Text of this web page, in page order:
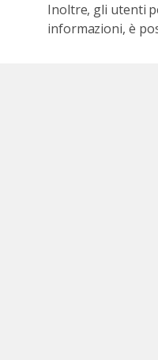
Inoltre, gli utenti
informazioni, è